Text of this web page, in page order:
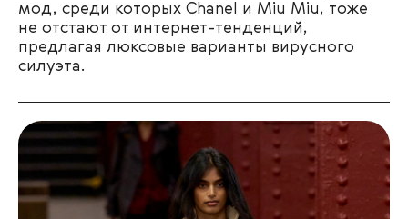
мод, среди которых Chanel и Miu Miu, тоже
не отстают от интернет-тенденций,
предлагая люксовые варианты вирусного
силуэта.